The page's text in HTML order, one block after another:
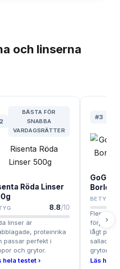
och linserna
BÄSTA FÖR
SNABBA
VARDAGSRÄTTER
Röda Linser
8.8/10
linser är
proteinrika
passar perfekt i
och grytor.
hela testet ›
#3
BETYG
Flera
lågt pris,
sallader
grytor.
Läs hela
›